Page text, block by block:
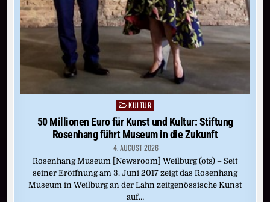
Posted
in
KULTUR
50 Millionen Euro für Kunst und Kultur: Stiftung
Rosenhang führt Museum in die Zukunft
4. AUGUST 2026
Rosenhang Museum [Newsroom] Weilburg (ots) – Seit
seiner Eröffnung am 3. Juni 2017 zeigt das Rosenhang
Museum in Weilburg an der Lahn zeitgenössische Kunst
auf…